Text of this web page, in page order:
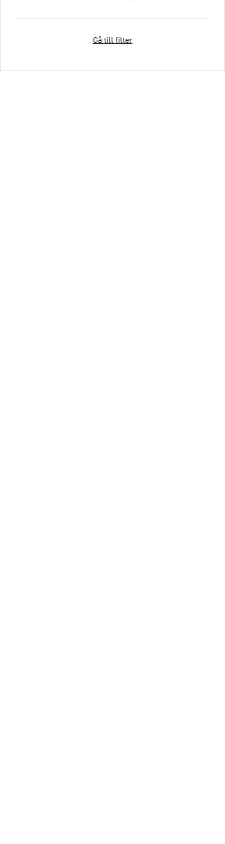
Gå till filter